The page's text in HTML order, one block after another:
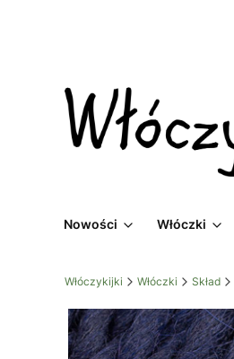
Nowości Włóczki
Włóczykijki Włóczki Skład